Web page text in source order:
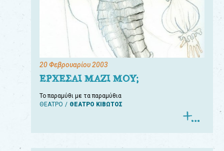
20 Φεβρουαρίου 2003
ΕΡΧΕΣΑΙ ΜΑΖΙ ΜΟΥ;
Το παραμύθι με τα παραμύθια
ΘΕΑΤΡΟ
ΘΕΑΤΡΟ ΚΙΒΩΤΟΣ